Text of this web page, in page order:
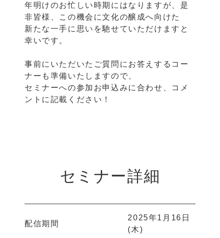
年明けのお忙しい時期にはなりますが、是
非皆様、この機会に文化の醸成へ向けた
新たな一手に思いを馳せていただけますと
幸いです。
事前にいただいたご質問にお答えするコー
ナーも準備いたしますので、
セミナーへの参加お申込みに合わせ、コメ
ントに記載ください！
セミナー詳細
配信期間
2025年1月16日
(木)